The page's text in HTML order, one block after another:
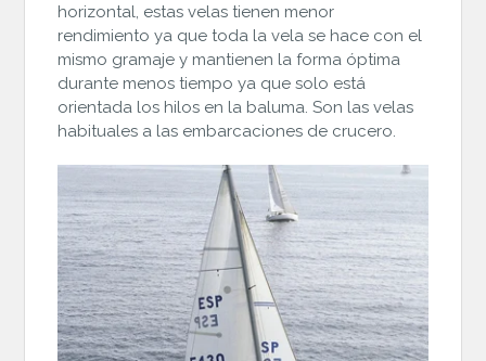
horizontal, estas velas tienen menor
rendimiento ya que toda la vela se hace con el
mismo gramaje y mantienen la forma óptima
durante menos tiempo ya que solo está
orientada los hilos en la baluma. Son las velas
habituales a las embarcaciones de crucero.